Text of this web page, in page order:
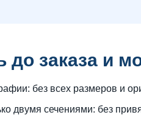
до заказа и
без всех размеров и
двумя сечениями: без